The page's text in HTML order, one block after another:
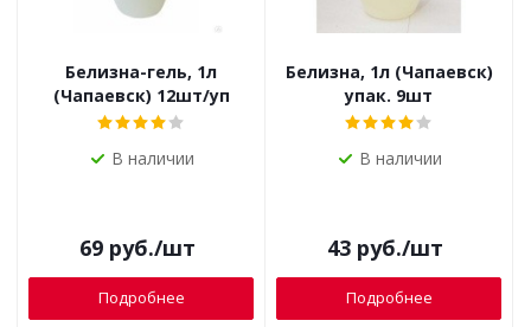
Белизна-гель, 1л
(Чапаевск) 12шт/уп
В наличии
69руб./шт
Подробнее
Белизна, 1л (Чапаевск)
упак. 9шт
В наличии
43руб./шт
Подробнее